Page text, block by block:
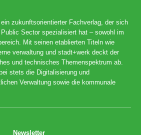
zukunftsorientierter Fachverlag, der sich
Sector spezialisiert hat – sowohl im
Mit seinen etablierten Titeln wie
verwaltung und stadt+werk deckt der
und technisches Themenspektrum ab.
stets die Digitalisierung und
Verwaltung sowie die kommunale
Newsletter